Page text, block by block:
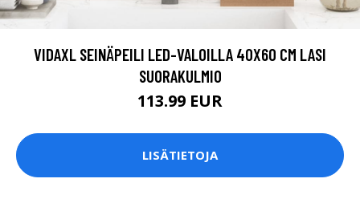
VIDAXL SEINÄPEILI LED-VALOILLA 40X60 CM LASI
SUORAKULMIO
113.99 EUR
LISÄTIETOJA